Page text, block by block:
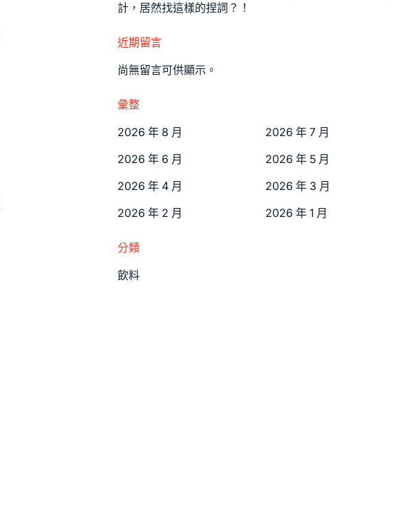
計，居然找這樣的捏詞？！
近期留言
尚無留言可供顯示。
彙整
2026 年 8 月
2026 年 7 月
2026 年 6 月
2026 年 5 月
2026 年 4 月
2026 年 3 月
2026 年 2 月
2026 年 1 月
分類
飲料